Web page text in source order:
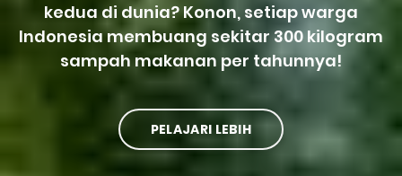
kedua di dunia? Konon, setiap warga
Indonesia membuang sekitar 300 kilogram
sampah makanan per tahunnya!
PELAJARI LEBIH